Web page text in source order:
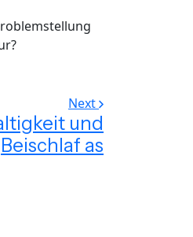
Next
und
Beischlaf as